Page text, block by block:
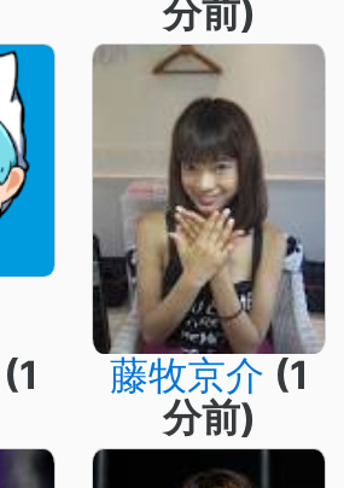
分前)
(1
藤牧京介 (1
分前)